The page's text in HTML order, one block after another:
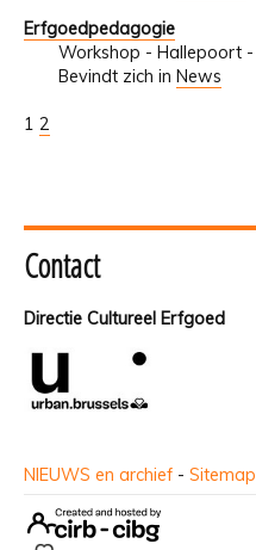
Erfgoedpedagogie
Workshop - Hallepoort
Bevindt zich in News
1 2
Contact
Directie Cultureel Erfgoed
NIEUWS en archief - Sitemap